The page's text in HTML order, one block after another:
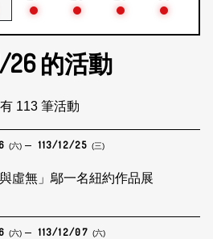
26的活動
113 筆活動
(六) 113/12/25 (三)
與虛無」鄔一名紐約作品展
(六) 113/12/07 (六)